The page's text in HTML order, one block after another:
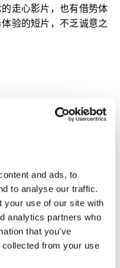
and ads, to
to analyse our traffic.
your use of our site with
analytics partners who
that you’ve
collected from your use
走心影片，也有借势体
验的短片，不乏诚意之
务，请垂询